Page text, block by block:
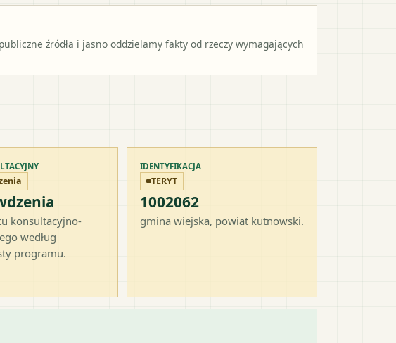
źródła i jasno oddzielamy fakty od rzeczy wymagających
konsultacyjno-
według
programu.
IDENTYFIKACJA
TERYT
1002062
gmina wiejska, powiat kutnowski.